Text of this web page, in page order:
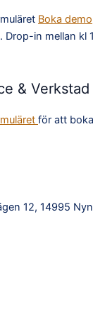
Boka demo
Drop-in mellan kl
& Verkstad
för att
12, 14995